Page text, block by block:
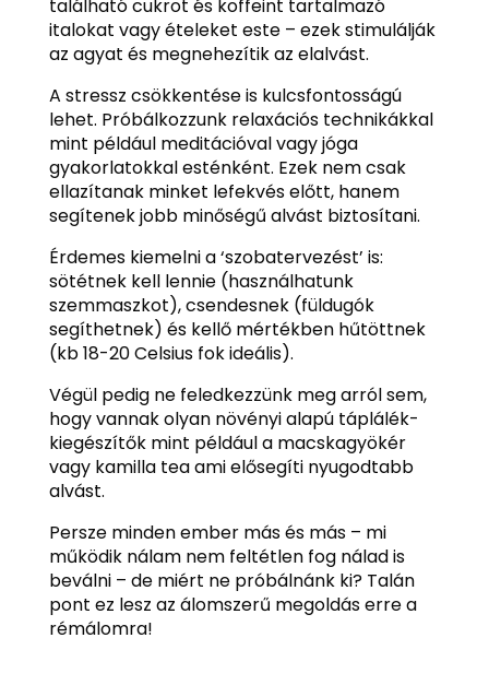
található cukrot és koffeint tartalmazó
italokat vagy ételeket este – ezek stimulálják
az agyat és megnehezítik az elalvást.
A stressz csökkentése is kulcsfontosságú
lehet. Próbálkozzunk relaxációs technikákkal
mint például meditációval vagy jóga
gyakorlatokkal esténként. Ezek nem csak
ellazítanak minket lefekvés előtt, hanem
segítenek jobb minőségű alvást biztosítani.
Érdemes kiemelni a ‘szobatervezést’ is:
sötétnek kell lennie (használhatunk
szemmaszkot), csendesnek (füldugók
segíthetnek) és kellő mértékben hűtöttnek
(kb 18-20 Celsius fok ideális).
Végül pedig ne feledkezzünk meg arról sem,
hogy vannak olyan növényi alapú táplálék-
kiegészítők mint például a macskagyökér
vagy kamilla tea ami elősegíti nyugodtabb
alvást.
Persze minden ember más és más – mi
működik nálam nem feltétlen fog nálad is
beválni – de miért ne próbálnánk ki? Talán
pont ez lesz az álomszerű megoldás erre a
rémálomra!